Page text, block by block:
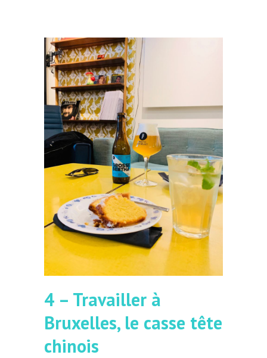
4 – Travailler à
Bruxelles, le casse tête
chinois